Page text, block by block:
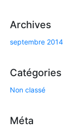
Archives
septembre 2014
Catégories
Non classé
Méta